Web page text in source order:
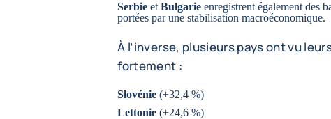
Serbie etBulgarie enregistrent également des
portées par une stabilisation macroéconomique.
À l’inverse, plusieurs pays ont vu
fortement :
Slovénie (+32,4 %)
Lettonie (+24,6 %)